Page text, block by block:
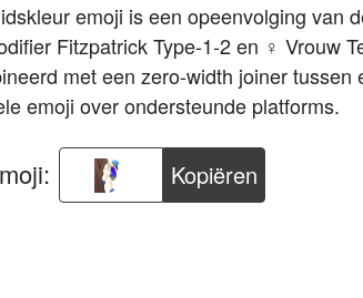
emoji is een opeenvolging van
Fitzpatrick Type-1-2 en ♀ Vrouw
met een zero-width joiner tussen
emoji over ondersteunde platforms.
Kopiëren